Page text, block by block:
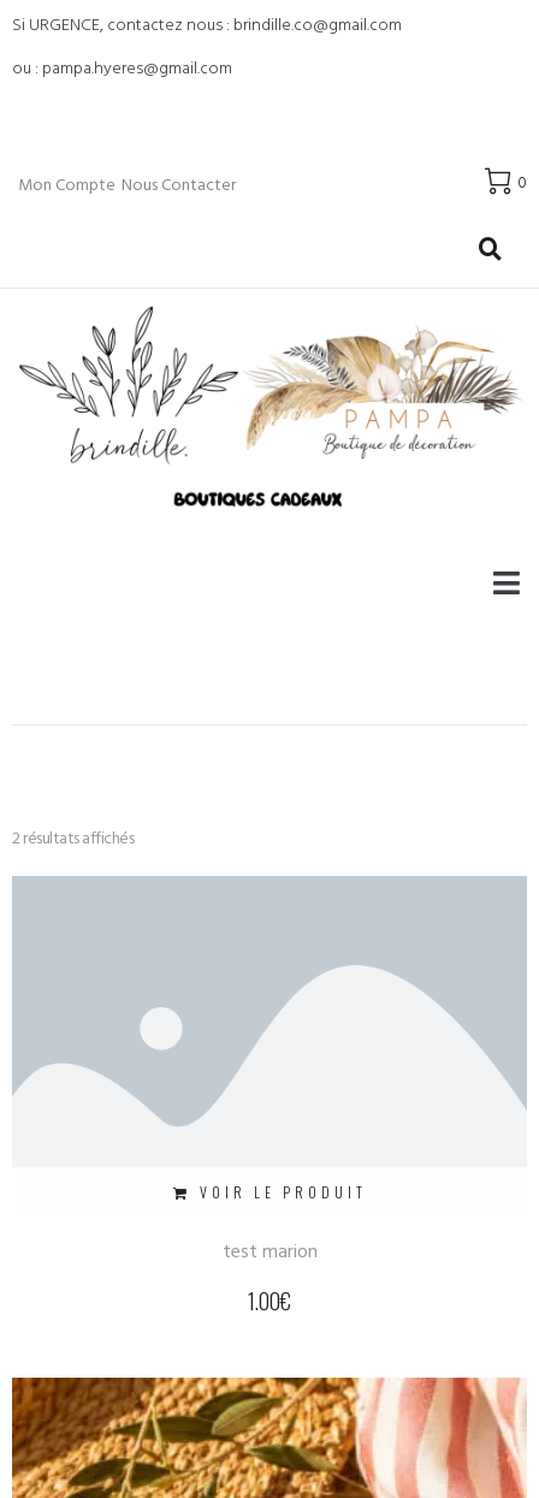
Si URGENCE, contactez nous : brindille.co@gmail.com
ou : pampa.hyeres@gmail.com
Mon Compte Nous Contacter 0
2 résultats affichés
VOIR LE PRODUIT
test marion
1.00€